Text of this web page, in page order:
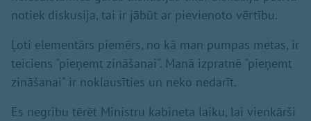
notiek diskusija, tai ir jābūt ar pievienoto vērtību.
Ļoti elementārs piemērs, no kā man pumpas metas, ir
teiciens "pieņemt zināšanai". Manā izpratnē "pieņemt
zināšanai" ir noklausīties un neko nedarīt.
Es negribu tērēt Ministru kabineta laiku, lai vienkārši